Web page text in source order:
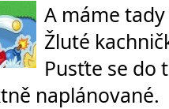
A máme
Žluté
Pusťte se do
naplánované.